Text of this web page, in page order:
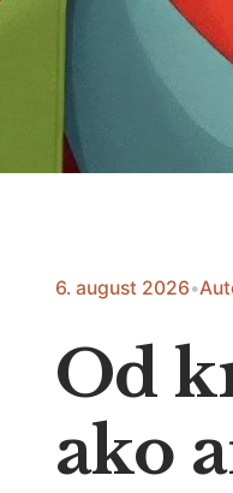
6. august 2026•
Od
ako